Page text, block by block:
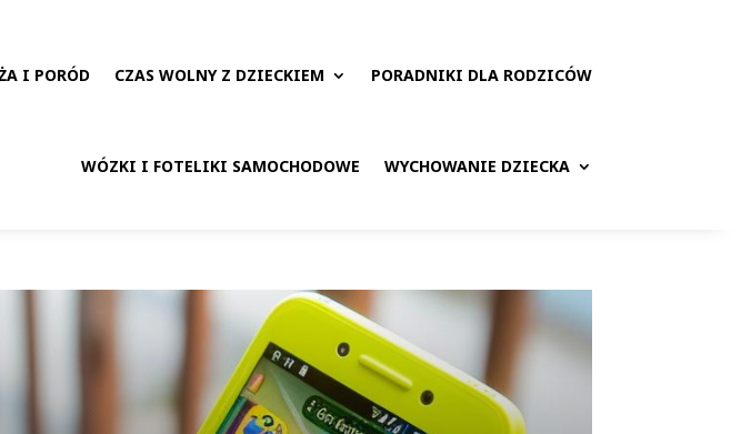
I PORÓD CZAS WOLNY Z DZIECKIEM PORADNIKI DLA RODZICÓW
WÓZKI I FOTELIKI SAMOCHODOWE WYCHOWANIE DZIECKA